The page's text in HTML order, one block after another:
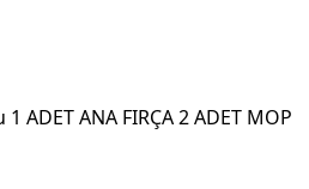
ADET ANA FIRÇA 2 ADET MOP